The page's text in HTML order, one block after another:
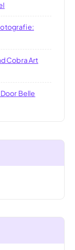
Cobra Art
Belle